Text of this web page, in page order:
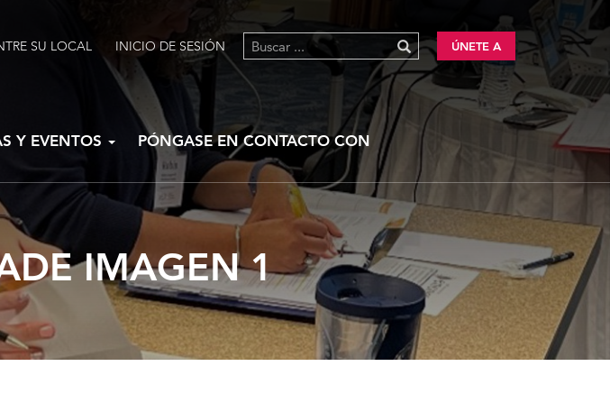
SU LOCAL INICIO DE SESIÓN ÚNETE A
Y EVENTOS PÓNGASE EN CONTACTO CON
IMAGEN 1